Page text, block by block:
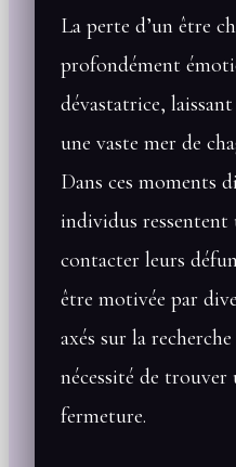
La perte d’un être
profondément
dévastatrice,
une vaste mer de
Dans ces moments
individus ressentent
contacter leurs
être motivée par
axés sur la
nécessité de trouver
fermeture.